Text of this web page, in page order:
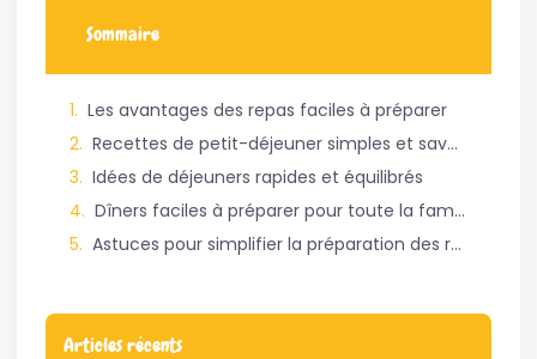
Sommaire
Les avantages des repas faciles à préparer
Recettes de petit-déjeuner simples et savoureuses
Idées de déjeuners rapides et équilibrés
Dîners faciles à préparer pour toute la famille
Astuces pour simplifier la préparation des repas
Articles récents